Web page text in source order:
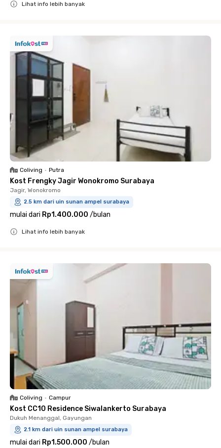
Lihat info lebih banyak
Coliving • Putra
Kost Frengky Jagir Wonokromo Surabaya
Jagir, Wonokromo
2.5 km dari uin sunan ampel surabaya
mulai dari Rp1.400.000 /bulan
Lihat info lebih banyak
Coliving • Campur
Kost CC10 Residence Siwalankerto Surabaya
Dukuh Menanggal, Gayungan
2.1 km dari uin sunan ampel surabaya
mulai dari Rp1.500.000 /bulan